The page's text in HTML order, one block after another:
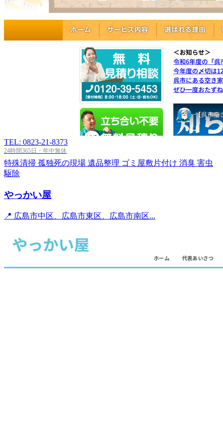
TEL: 0823-21-8373
24時間365日・年中無休
特殊清掃 孤独死の現場 遺品整理 ゴミ屋敷片付け 消臭 害虫
駆除
やっかい屋
📍 広島市中区、広島市東区、広島市南区...